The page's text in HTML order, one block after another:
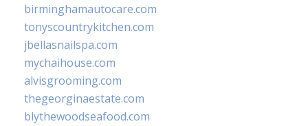
birminghamautocare.com
tonyscountrykitchen.com
jbellasnailspa.com
mychaihouse.com
alvisgrooming.com
thegeorginaestate.com
blythewoodseafood.com